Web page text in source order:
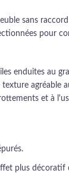
sans
pour
enduites au
agréable
et à
plus décoratif